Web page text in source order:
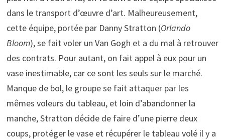
dans le transport d’œuvre d’art. Malheureusement,
cette équipe, portée par Danny Stratton (Orlando
Bloom), se fait voler un Van Gogh et a du mal à retrouver
des contrats. Pour autant, on fait appel à eux pour un
vase inestimable, car ce sont les seuls sur le marché.
Manque de bol, le groupe se fait attaquer par les
mêmes voleurs du tableau, et loin d’abandonner la
manche, Stratton décide de faire d’une pierre deux
coups, protéger le vase et récupérer le tableau volé il y a